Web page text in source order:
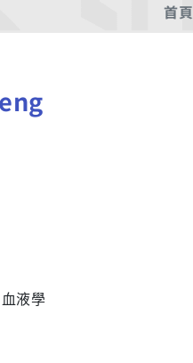
首頁
液學